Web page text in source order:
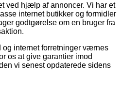
ved hjælp af annoncer. Vi har et
internet butikker og formidler
godtgørelse om en bruger fra
internet forretninger værnes
os at give garantier imod
vi senest opdaterede sidens